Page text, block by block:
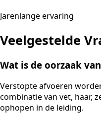
Jarenlange ervaring
Veelgestelde
Wat is de oorzaak
Verstopte afvoeren
combinatie van vet, haar,
ophopen in de leiding.